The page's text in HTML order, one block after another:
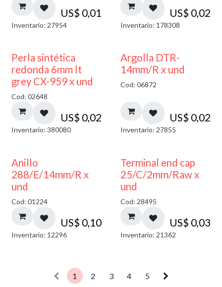
US$ 0,01
Inventario: 27954
US$ 0,02
Inventario: 178308
Perla sintética
redonda 6mm lt
grey CX-959 x und
Cod: 02648
US$ 0,02
Inventario: 380080
Argolla DTR-
14mm/R x und
Cod: 06872
US$ 0,02
Inventario: 27855
Anillo
288/E/14mm/R x
und
Cod: 01224
US$ 0,10
Inventario: 12296
Terminal end cap
25/C/2mm/Raw x
und
Cod: 28495
US$ 0,03
Inventario: 21362
1 2 3 4 5